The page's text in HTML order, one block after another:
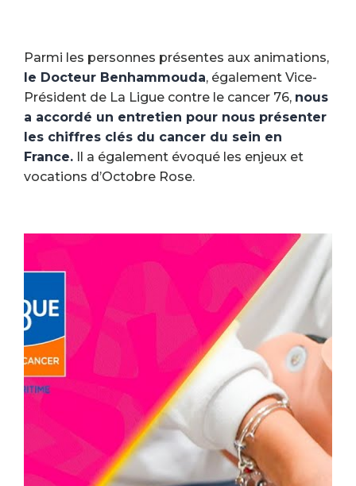
Parmi les personnes présentes aux animations,
le Docteur Benhammouda, également Vice-
Président de La Ligue contre le cancer 76, nous
a accordé un entretien pour nous présenter
les chiffres clés du cancer du sein en
France. Il a également évoqué les enjeux et
vocations d’Octobre Rose.